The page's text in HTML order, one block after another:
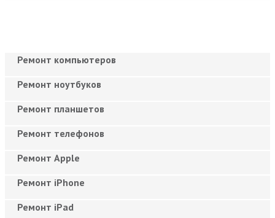
Ремонт компьютеров
Ремонт ноутбуков
Ремонт планшетов
Ремонт телефонов
Ремонт Apple
Ремонт iPhone
Ремонт iPad